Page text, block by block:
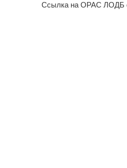
Ссылка на OPAC ЛОДБ